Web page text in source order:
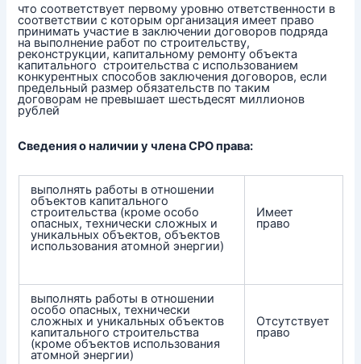
что соответствует первому уровню ответственности в
соответствии с которым организация имеет право
принимать участие в заключении договоров подряда
на выполнение работ по строительству,
реконструкции, капитальному ремонту объекта
капитального строительства с использованием
конкурентных способов заключения договоров, если
предельный размер обязательств по таким
договорам не превышает шестьдесят миллионов
рублей
Сведения о наличии у члена СРО права:
выполнять работы в отношении
объектов капитального
строительства (кроме особо
опасных, технически сложных и
уникальных объектов, объектов
использования атомной энергии)
Имеет
право
выполнять работы в отношении
особо опасных, технически
сложных и уникальных объектов
капитального строительства
(кроме объектов использования
атомной энергии)
Отсутствует
право